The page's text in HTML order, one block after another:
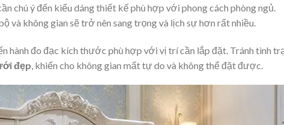
chú ý đến kiểu dáng thiết kế phù hợp với phong cách phòng ngủ.
và không gian sẽ trở nên sang trọng và lịch sự hơn rất nhiều.
hành đo đạc kích thước phù hợp với vị trí cần lắp đặt. Tránh tình
đẹp , khiến cho không gian mất tự do và không thể đặt được.